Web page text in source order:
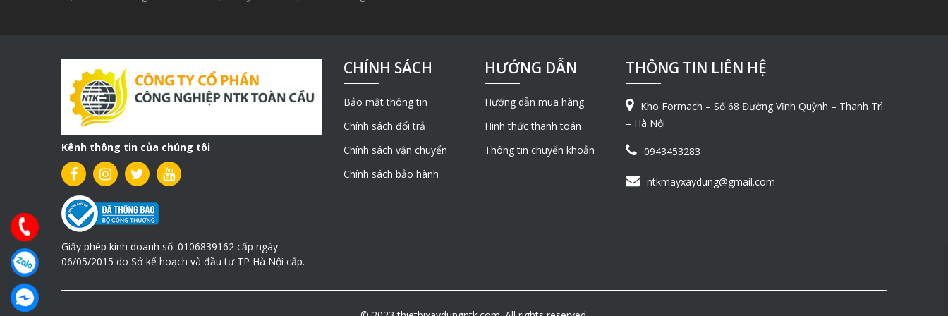
Kênh thông tin của chúng tôi
Giấy phép kinh doanh số: 0106839162 cấp ngày
06/05/2015 do Sở kế hoạch và đầu tư TP Hà Nội cấp.
CHÍNH SÁCH
Bảo mật thông tin
Chính sách đổi trả
Chính sách vận chuyển
Chính sách bảo hành
HƯỚNG DẪN
Hướng dẫn mua hàng
Hình thức thanh toán
Thông tin chuyển khoản
THÔNG TIN LIÊN HỆ
Kho Formach – Số 68 Đường Vĩnh Quỳnh – Thanh Trì
– Hà Nội
0943453283
ntkmayxaydung@gmail.com